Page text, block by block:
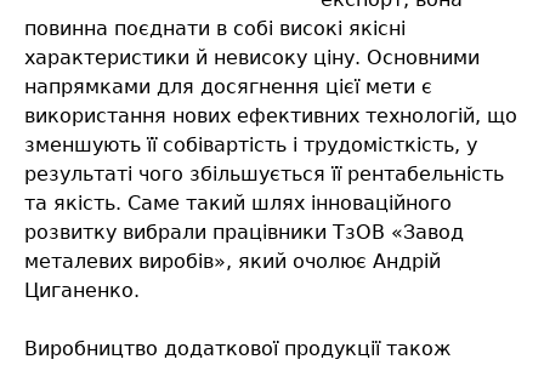
повинна поєднати в собі високі якісні
характеристики й невисоку ціну. Основними
напрямками для досягнення цієї мети є
використання нових ефективних технологій, що
зменшують її собівартість і трудомісткість, у
результаті чого збільшується її рентабельність
та якість. Саме такий шлях інноваційного
розвитку вибрали працівники ТзОВ «Завод
металевих виробів», який очолює Андрій
Циганенко.
Виробництво додаткової продукції також